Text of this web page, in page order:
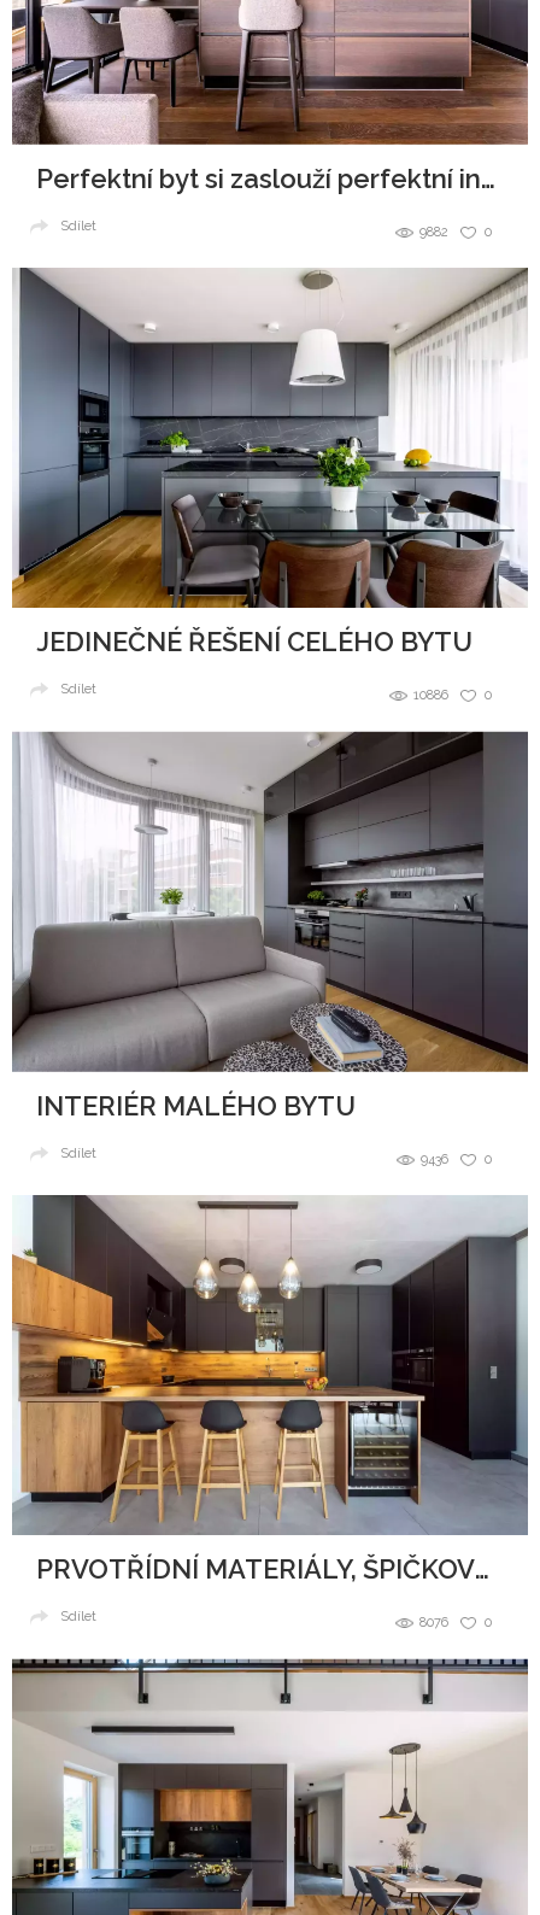
Perfektní byt si zaslouží perfektní interiér
0
9882
Sdílet
JEDINEČNÉ ŘEŠENÍ CELÉHO BYTU
0
10886
Sdílet
INTERIÉR MALÉHO BYTU
0
9436
Sdílet
PRVOTŘÍDNÍ MATERIÁLY, ŠPIČKOVÝ DESIGN A DOKONALÉ ZPRACOVÁNÍ
0
8076
Sdílet